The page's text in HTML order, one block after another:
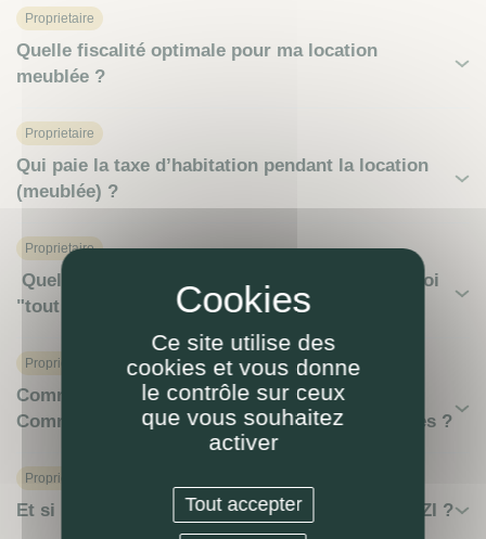
Proprietaire
Quelle fiscalité optimale pour ma location
meublée ?
Proprietaire
Qui paie la taxe d’habitation pendant la location
(meublée) ?
Proprietaire
Quels honoraires de gestion LOKIZI ? C'est quoi
"tout compris"?
Proprietaire
Comment LOKIZI évite la vacance locative ?
Comment sont gérées les rotations de locataires ?
Proprietaire
Et si pas besoin de mise en location avec LOKIZI ?
Ce site utilise des
cookies et vous donne
le contrôle sur ceux
que vous souhaitez
activer
Tout accepter